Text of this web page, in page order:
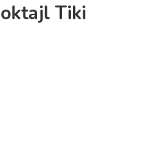
Tiki